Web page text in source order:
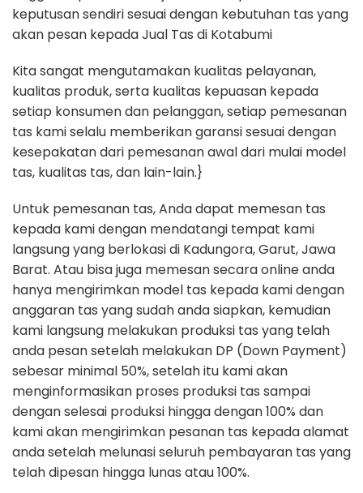
keputusan sendiri sesuai dengan kebutuhan tas yang
akan pesan kepada Jual Tas di Kotabumi
Kita sangat mengutamakan kualitas pelayanan,
kualitas produk, serta kualitas kepuasan kepada
setiap konsumen dan pelanggan, setiap pemesanan
tas kami selalu memberikan garansi sesuai dengan
kesepakatan dari pemesanan awal dari mulai model
tas, kualitas tas, dan lain-lain.}
Untuk pemesanan tas, Anda dapat memesan tas
kepada kami dengan mendatangi tempat kami
langsung yang berlokasi di Kadungora, Garut, Jawa
Barat. Atau bisa juga memesan secara online anda
hanya mengirimkan model tas kepada kami dengan
anggaran tas yang sudah anda siapkan, kemudian
kami langsung melakukan produksi tas yang telah
anda pesan setelah melakukan DP (Down Payment)
sebesar minimal 50%, setelah itu kami akan
menginformasikan proses produksi tas sampai
dengan selesai produksi hingga dengan 100% dan
kami akan mengirimkan pesanan tas kepada alamat
anda setelah melunasi seluruh pembayaran tas yang
telah dipesan hingga lunas atau 100%.